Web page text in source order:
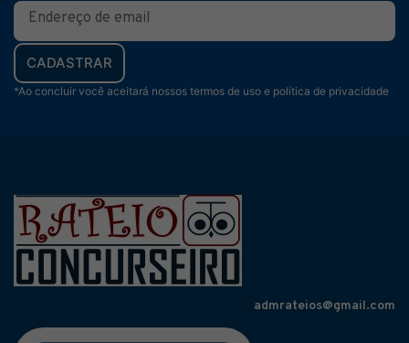
CADASTRAR
*Ao concluir você aceitará nossos termos de uso e política de privacidade
admrateios@gmail.com